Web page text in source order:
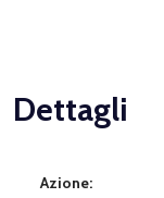
Dettagli
Azione: